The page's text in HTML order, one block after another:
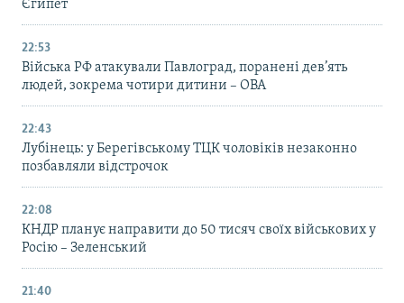
Єгипет
22:53
Війська РФ атакували Павлоград, поранені дев’ять
людей, зокрема чотири дитини – ОВА
22:43
Лубінець: у Берегівському ТЦК чоловіків незаконно
позбавляли відстрочок
22:08
КНДР планує направити до 50 тисяч своїх військових у
Росію – Зеленський
21:40